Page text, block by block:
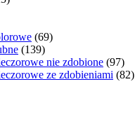
(69)
(139)
nie zdobione (97)
ze zdobieniami (82)